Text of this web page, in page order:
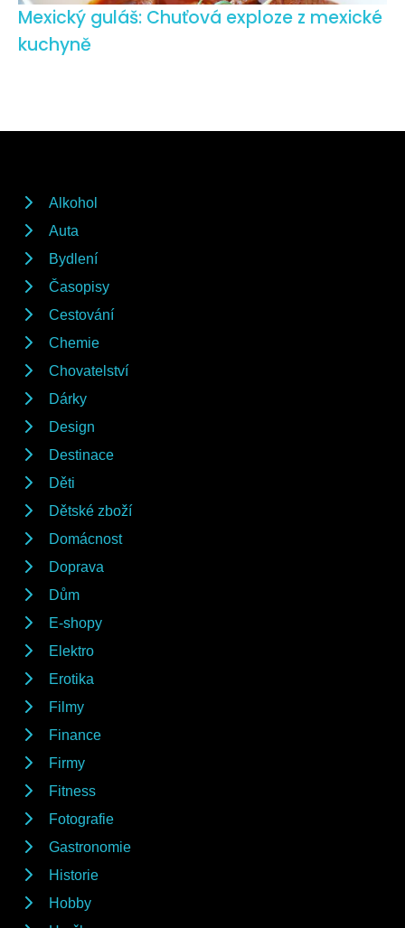
Mexický guláš: Chuťová exploze z mexické
kuchyně
Alkohol
Auta
Bydlení
Časopisy
Cestování
Chemie
Chovatelství
Dárky
Design
Destinace
Děti
Dětské zboží
Domácnost
Doprava
Dům
E-shopy
Elektro
Erotika
Filmy
Finance
Firmy
Fitness
Fotografie
Gastronomie
Historie
Hobby